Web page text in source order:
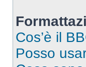
Cos’è il
Posso